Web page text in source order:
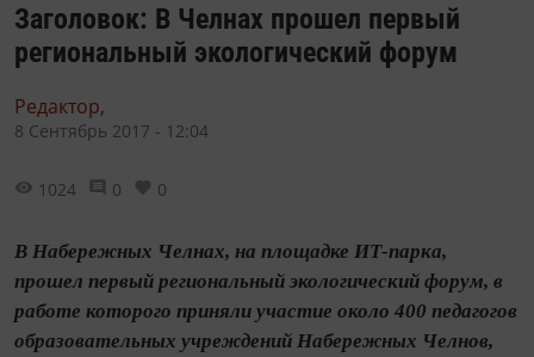
Заголовок: В Челнах прошел первый
региональный экологический форум
Редактор,
8 Сентябрь 2017 - 12:04
1024 0 0
В Набережных Челнах, на площадке ИТ-парка,
прошел первый региональный экологический форум, в
работе которого приняли участие около 400 педагогов
образовательных учреждений Набережных Челнов,